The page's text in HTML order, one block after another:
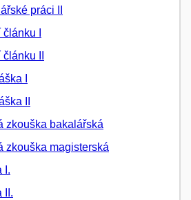
práci II
I
II
I
II
zkouška bakalářská
zkouška magisterská
I.
II.